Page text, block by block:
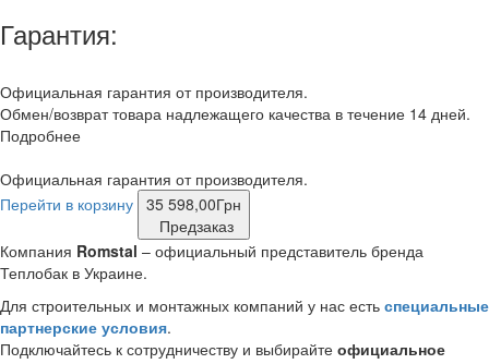
Гарантия:
Официальная гарантия от производителя.
Обмен/возврат товара надлежащего качества в течение 14 дней.
Подробнее
Официальная гарантия от производителя.
Перейти в корзину 35 598,00Грн
Предзаказ
Компания Romstal – официальный представитель бренда
Теплобак в Украине.
Для строительных и монтажных компаний у нас есть специальные
партнерские условия.
Подключайтесь к сотрудничеству и выбирайте официальное